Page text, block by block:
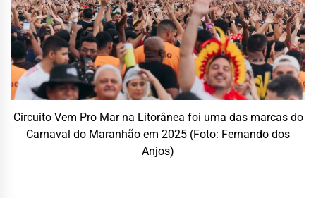
Circuito Vem Pro Mar na Litorânea foi uma das marcas do
Carnaval do Maranhão em 2025 (Foto: Fernando dos
Anjos)